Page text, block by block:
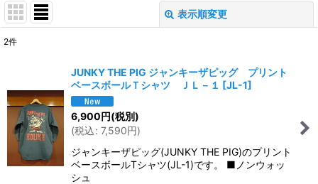
表示順変更
並び順:
絞り込む
2件
JUNKY THE PIG ジャンキーザピッグ プリント
ベースボールＴシャツ ＪＬ－１ [JL-1]
6,900円(税別)
(税込: 7,590円)
ジャンキーザピッグ(JUNKY THE PIG)のプリント
ベースボールTシャツ(JL-1)です。 ■ノンウォッ
シュ